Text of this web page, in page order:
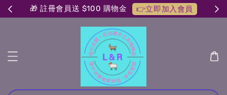
🎁 註冊會員送 $100 購物金 👉立即加入會員